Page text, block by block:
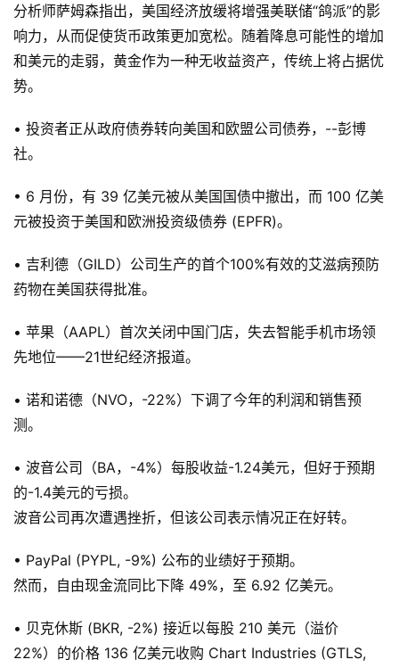
分析师萨姆森指出，美国经济放缓将增强美联储“鸽派”的影
响力，从而促使货币政策更加宽松。随着降息可能性的增加
和美元的走弱，黄金作为一种无收益资产，传统上将占据优
势。
• 投资者正从政府债券转向美国和欧盟公司债券，--彭博
社。
• 6 月份，有 39 亿美元被从美国国债中撤出，而 100 亿美
元被投资于美国和欧洲投资级债券 (EPFR)。
• 吉利德（GILD）公司生产的首个100%有效的艾滋病预防
药物在美国获得批准。
• 苹果（AAPL）首次关闭中国门店，失去智能手机市场领
先地位——21世纪经济报道。
• 诺和诺德（NVO，-22%）下调了今年的利润和销售预
测。
• 波音公司（BA，-4%）每股收益-1.24美元，但好于预期
的-1.4美元的亏损。
波音公司再次遭遇挫折，但该公司表示情况正在好转。
• PayPal (PYPL, -9%) 公布的业绩好于预期。
然而，自由现金流同比下降 49%，至 6.92 亿美元。
• 贝克休斯 (BKR, -2%) 接近以每股 210 美元（溢价
22%）的价格 136 亿美元收购 Chart Industries (GTLS,